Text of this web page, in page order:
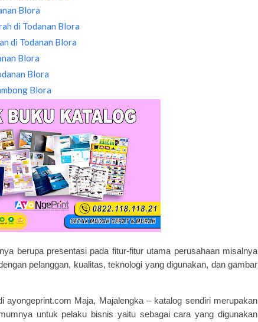
Blora
di Todanan Blora
di Todanan Blora
Blora
Blora
Blora
berupa presentasi pada fitur-fitur utama perusahaan misalnya
pelanggan, kualitas, teknologi yang digunakan, dan gambar
ayongeprint.com Maja, Majalengka – katalog sendiri merupakan
untuk pelaku bisnis yaitu sebagai cara yang digunakan